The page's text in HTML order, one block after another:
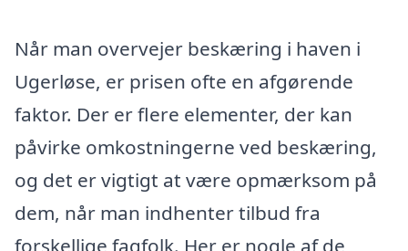
Når man overvejer beskæring i haven i
Ugerløse, er prisen ofte en afgørende
faktor. Der er flere elementer, der kan
påvirke omkostningerne ved beskæring,
og det er vigtigt at være opmærksom på
dem, når man indhenter tilbud fra
forskellige fagfolk. Her er nogle af de